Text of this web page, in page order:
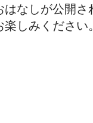
はなしが公開さ
楽しみください